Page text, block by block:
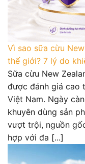
Vì sao sữa cừu
thế giới? 7 lý do
Sữa cừu New
được đánh giá cao
Việt Nam. Ngày
khuyên dùng sản
vượt trội, nguồn
hợp với đa [...]